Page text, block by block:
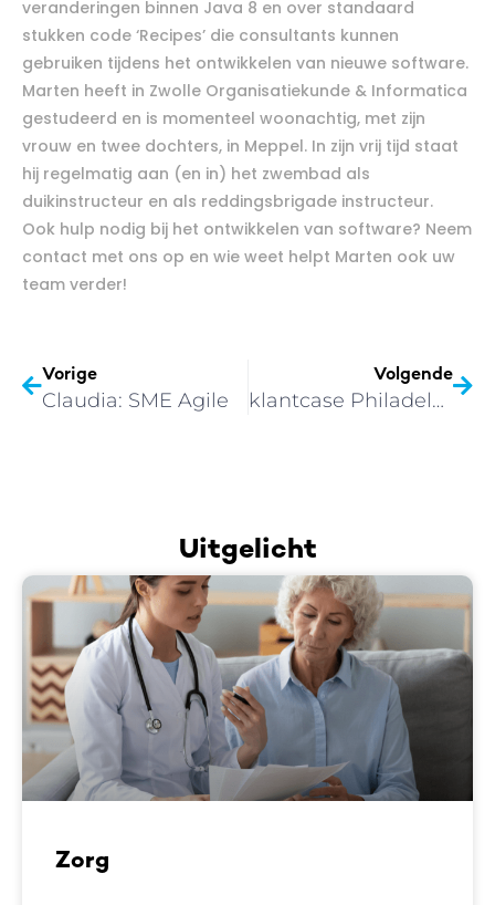
veranderingen binnen Java 8 en over standaard
stukken code ‘Recipes’ die consultants kunnen
gebruiken tijdens het ontwikkelen van nieuwe software.
Marten heeft in Zwolle Organisatiekunde & Informatica
gestudeerd en is momenteel woonachtig, met zijn
vrouw en twee dochters, in Meppel. In zijn vrij tijd staat
hij regelmatig aan (en in) het zwembad als
duikinstructeur en als reddingsbrigade instructeur.
Ook hulp nodig bij het ontwikkelen van software? Neem
contact met ons op en wie weet helpt Marten ook uw
team verder!
Vorige
Claudia: SME Agile
Volgende
klantcase Philadelphia
Uitgelicht
Zorg